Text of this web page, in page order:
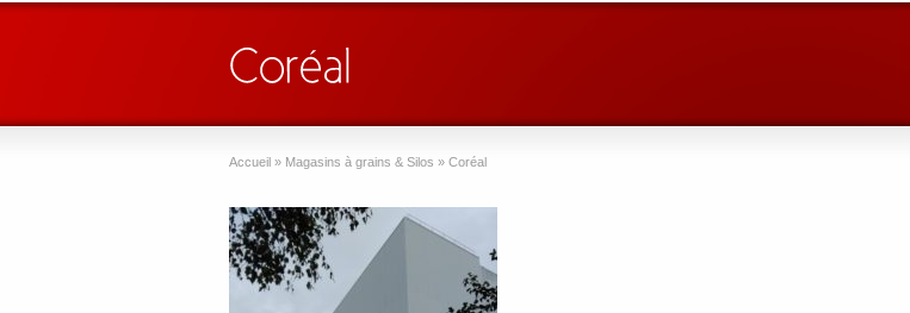
Accueil » Magasins à grains & Silos » Coréal